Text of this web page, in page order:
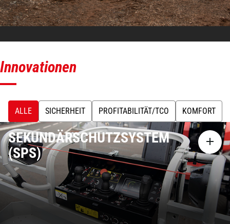
Innovationen
ALLE SICHERHEIT PROFITABILITÄT/TCO KOMFORT
SEKUNDÄRSCHUTZSYSTEM
(SPS)